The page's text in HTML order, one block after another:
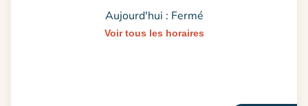
Aujourd'hui : Fermé
Voir tous les horaires